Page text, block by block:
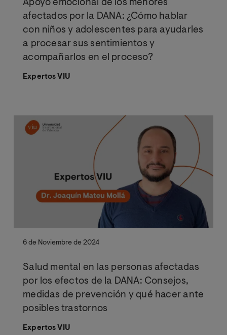
Apoyo emocional de los menores
afectados por la DANA: ¿Cómo hablar
con niños y adolescentes para ayudarles
a procesar sus sentimientos y
acompañarlos en el proceso?
Expertos VIU
6 de Noviembre de 2024
Salud mental en las personas afectadas
por los efectos de la DANA: Consejos,
medidas de prevención y qué hacer ante
posibles trastornos
Expertos VIU